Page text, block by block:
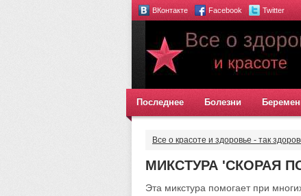
ВКонтакте Facebook Twitter
Последнее Болезни
Все о красоте и здоровье - так
МИКСТУРА 'СКОРАЯ
Эта микстура помогает при